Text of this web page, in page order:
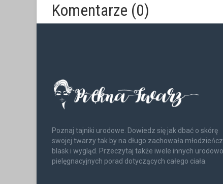
Komentarze (0)
Poznaj tajniki urodowe. Dowiedz się jak dbać o skórę
swojej twarzy tak by na długo zachowała
blask i wygląd. Przeczytaj także iwele innych urodowo
pielęgnacyjnych porad dotyczących całego ciała.